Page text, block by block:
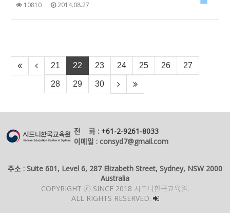
10810 2014.08.27
21 22 23 24 25 26 27
28 29 30
전 화 : +61-2-9261-8033
이메일 : consyd7@gmail.com
주소 : Suite 601, Level 6, 287 Elizabeth Street, Sydney, NSW 2000
Australia
COPYRIGHT ⓒ SINCE 2018 시드니한국교육원.
ALL RIGHTS RESERVED.